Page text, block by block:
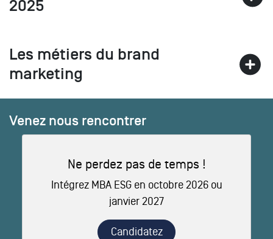
2025
Les métiers du brand
marketing
Venez nous rencontrer
Ne perdez pas de temps !
Intégrez MBA ESG en octobre 2026 ou
janvier 2027
Candidatez